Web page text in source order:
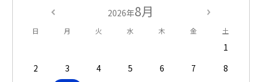
2026年8月
日 月 火 水 木 金 土
1
2
3 4 5 6 7
8